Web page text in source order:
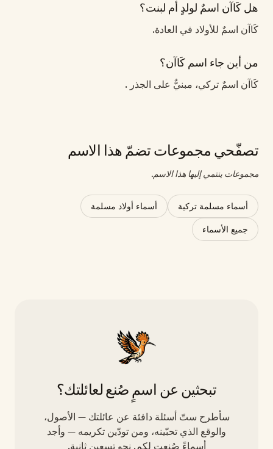
هل كَاآن اسمٌ لولدٍ أم لبنت؟
كَاآن اسمٌ للأولاد في العادة.
من أين جاء اسم كَاآن؟
كَاآن اسمٌ تركي، مبنيٌّ على الجذر .
تصفّحي مجموعات تضمّ هذا الاسم
مجموعات ينتمي إليها هذا الاسم.
أسماء مسلمة تركية أسماء أولاد مسلمة
جميع الأسماء
تبحثين عن اسمٍ صُنع لعائلتك؟
سأطرح ستّ أسئلة دافئة عن عائلتك — الأصول،
والوقع الذي تحبّينه، ومن تودّين تكريمه — وأجد
أسماءً صُنعت لكم. نحو تسعين ثانية.